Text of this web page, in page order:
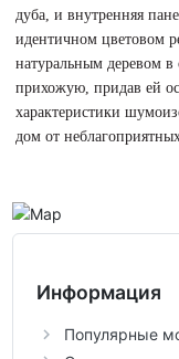
дуба, и внутренняя
идентичном цветовом
натуральным деревом
прихожую, придав ей
характеристики
дом от
Информация
Популярные